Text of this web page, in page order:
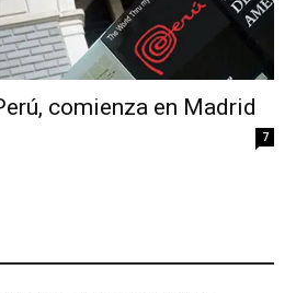
My
comienza en Madrid
7